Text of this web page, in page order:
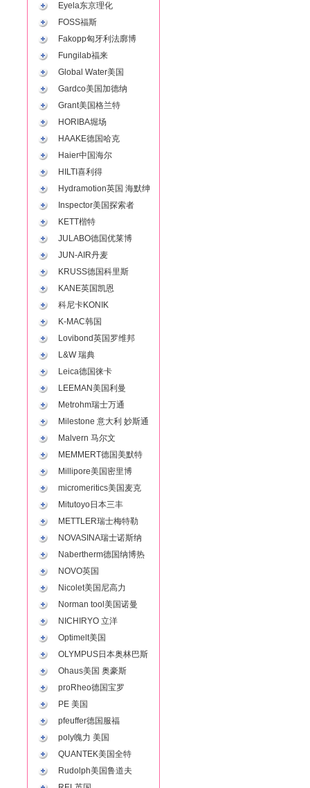
Eyela东京理化
FOSS福斯
Fakopp匈牙利法廓博
Fungilab福来
Global Water美国
Gardco美国加德纳
Grant美国格兰特
HORIBA堀场
HAAKE德国哈克
Haier中国海尔
HILTI喜利得
Hydramotion英国 海默绅
Inspector美国探索者
KETT楷特
JULABO德国优莱博
JUN-AIR丹麦
KRUSS德国科里斯
KANE英国凯恩
科尼卡KONIK
K-MAC韩国
Lovibond英国罗维邦
L&W 瑞典
Leica德国徕卡
LEEMAN美国利曼
Metrohm瑞士万通
Milestone 意大利 妙斯通
Malvern 马尔文
MEMMERT德国美默特
Millipore美国密里博
micromeritics美国麦克
Mitutoyo日本三丰
METTLER瑞士梅特勒
NOVASINA瑞士诺斯纳
Nabertherm德国纳博热
NOVO英国
Nicolet美国尼高力
Norman tool美国诺曼
NICHIRYO 立洋
Optimelt美国
OLYMPUS日本奥林巴斯
Ohaus美国 奥豪斯
proRheo德国宝罗
PE 美国
pfeuffer德国服福
poly魄力 美国
QUANTEK美国全特
Rudolph美国鲁道夫